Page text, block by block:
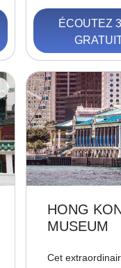
ÉCOUTEZ
HONG
MUSEUM
Cet